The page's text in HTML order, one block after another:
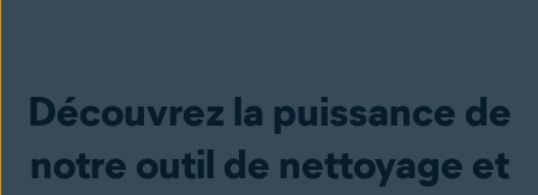
Découvrez la puissance de
notre outil de nettoyage et